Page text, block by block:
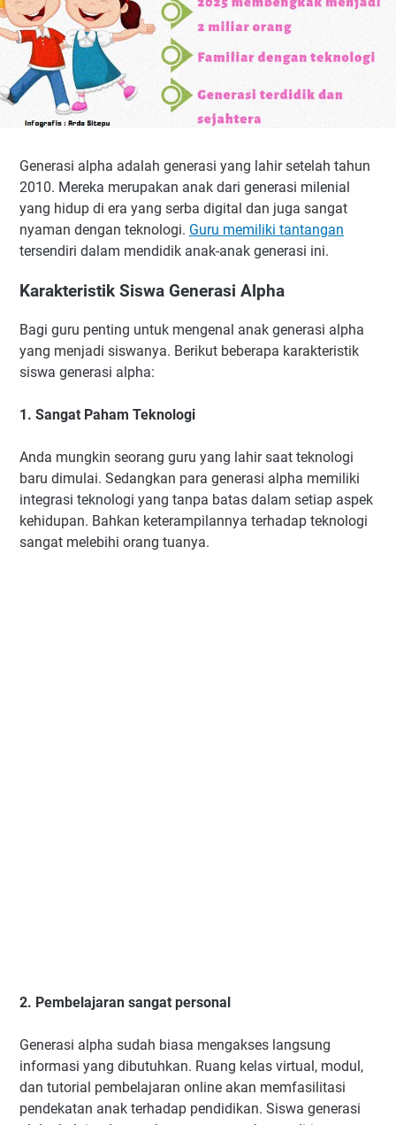
Generasi alpha adalah generasi yang lahir setelah tahun
2010. Mereka merupakan anak dari generasi milenial
yang hidup di era yang serba digital dan juga sangat
nyaman dengan teknologi. Guru memiliki tantangan
tersendiri dalam mendidik anak-anak generasi ini.
Karakteristik Siswa Generasi Alpha
Bagi guru penting untuk mengenal anak generasi alpha
yang menjadi siswanya. Berikut beberapa karakteristik
siswa generasi alpha:
1. Sangat Paham Teknologi
Anda mungkin seorang guru yang lahir saat teknologi
baru dimulai. Sedangkan para generasi alpha memiliki
integrasi teknologi yang tanpa batas dalam setiap aspek
kehidupan. Bahkan keterampilannya terhadap teknologi
sangat melebihi orang tuanya.
2. Pembelajaran sangat personal
Generasi alpha sudah biasa mengakses langsung
informasi yang dibutuhkan. Ruang kelas virtual, modul,
dan tutorial pembelajaran online akan memfasilitasi
pendekatan anak terhadap pendidikan. Siswa generasi